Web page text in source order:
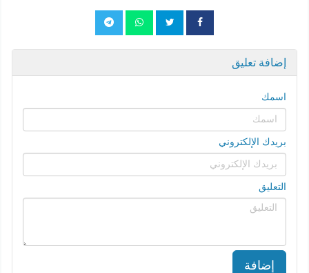
إضافة تعليق
اسمك
بريدك الإلكتروني
التعليق
إضافة